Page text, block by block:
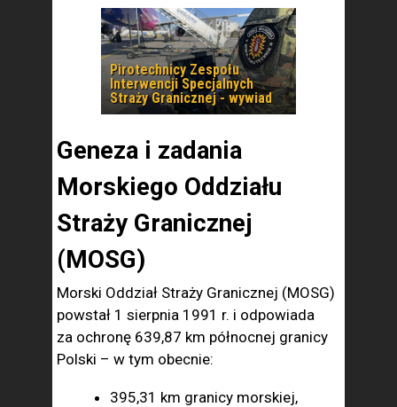
Pirotechnicy Zespołu
Interwencji Specjalnych
Straży Granicznej - wywiad
Geneza i zadania
Morskiego Oddziału
Straży Granicznej
(MOSG)
Morski Oddział Straży Granicznej (MOSG)
powstał 1 sierpnia 1991 r. i odpowiada
za ochronę 639,87 km północnej granicy
Polski – w tym obecnie:
395,31 km granicy morskiej,